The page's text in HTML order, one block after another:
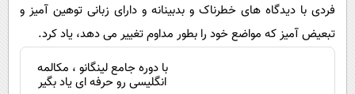
فناوری
گوناگون
حوادث
روانشناسی
آشپزی
فردی با دیدگاه های خطرناک و بدبینانه و دارای زبانی توهین آمیز و
تبعیض آمیز که مواضع خود را بطور مداوم تغییر می دهد، یاد کرد.
با دوره جامع لینگانو ، مکالمه
انگلیسی رو حرفه ای یاد بگیر